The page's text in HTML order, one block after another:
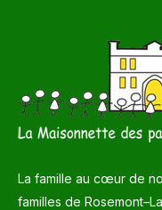
La famille au cœur de
familles de